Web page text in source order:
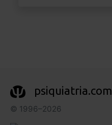
psiquiatria.com
© 1996–2026